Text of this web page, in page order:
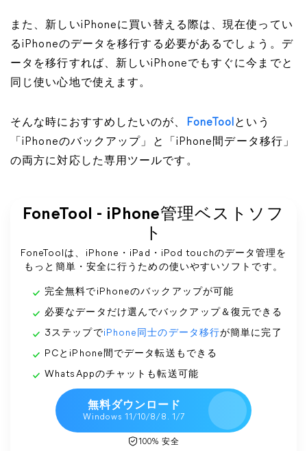
また、新しいiPhoneに買い替える際は、現在使ってい
るiPhoneのデータを移行する必要があるでしょう。デ
ータを移行すれば、新しいiPhoneでもすぐに今までと
同じ使い心地で使えます。
そんな時におすすめしたいのが、 FoneTool という
「iPhoneのバックアップ」と「iPhone間データ移行」
の両方に対応した専用ツールです。
FoneTool - iPhone管理ベストソフ
ト
FoneToolは、iPhone・iPad・iPod touchのデータ管理を
もっと簡単・安全に行うための使いやすいソフトです。
完全無料でiPhoneのバックアップが可能
必要なデータだけ選んでバックアップ＆復元できる
3ステップでiPhone同士のデータ移行が簡単に完了
PCとiPhone間でデータ転送もできる
WhatsAppのチャットも転送可能
無料ダウンロード
Windows 11/10/8/8. 1/7
100% 安全